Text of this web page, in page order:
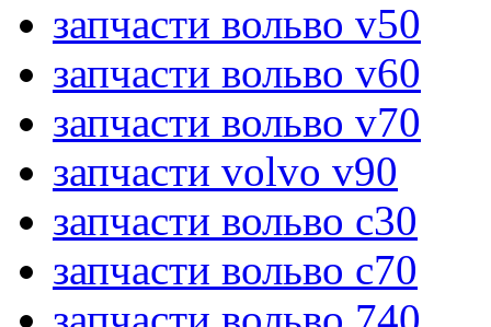
запчасти вольво v50
запчасти вольво v60
запчасти вольво v70
запчасти volvo v90
запчасти вольво c30
запчасти вольво c70